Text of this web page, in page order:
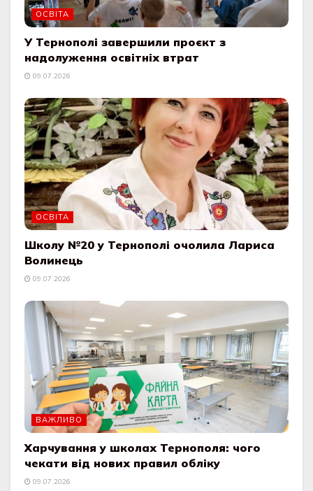
ОСВІТА
У Тернополі завершили проєкт з
надолуження освітніх втрат
09.07.2026
ОСВІТА
Школу №20 у Тернополі очолила Лариса
Волинець
09.07.2026
ВАЖЛИВО
Харчування у школах Тернополя: чого
чекати від нових правил обліку
09.07.2026